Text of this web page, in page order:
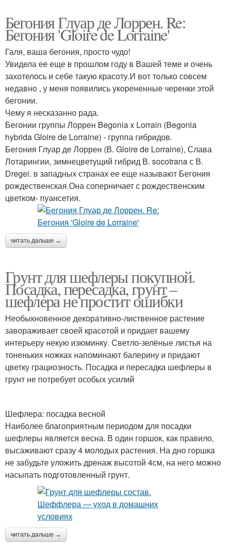
Бегония Глуар де Лоррен. Re:
Бегония 'Gloire de Lorraine'
Галя, ваша бегония, просто чудо!
Увидела ее еще в прошлом году в Вашей теме и очень
захотелось и себе такую красоту.И вот только совсем
недавно , у меня появились укорененные черенки этой
бегонии.
Чему я несказанно рада.
Бегонии группы Лоррен Begonia x Lorrain (Begonia
hybrida Gloire de Lorraine) - группа гибридов.
Бегония Глуар де Лоррен (В. Gloire de Lorraine), Слава
Лотарингии, зимнецветущий гибрид В. socotrana с В.
Dregei. в западных странах ее еще называют Бегония
рождественская.Она соперничает с рождественским
цветком- пуансетия.
читать дальше →
Грунт для шефлеры покупной.
Посадка, пересадка, грунт –
шефлера не простит ошибки
Необыкновенное декоративно-лиственное растение
завораживает своей красотой и придает вашему
интерьеру некую изюминку. Светло-зелёные листья на
тоненьких ножках напоминают балерину и придают
цветку грациозность. Посадка и пересадка шефлеры в
грунт не потребует особых усилий
Шефлера: посадка весной
Наиболее благоприятным периодом для посадки
шефлеры является весна. В один горшок, как правило,
высаживают сразу 4 молодых растения. На дно горшка
не забудьте уложить дренаж высотой 4см, на него можно
насыпать подготовленный грунт.
читать дальше →